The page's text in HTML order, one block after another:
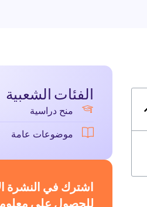
الفئات الشعبية
منح دراسية
موضوعات عامة
اشترك في النشرة
للحصول على